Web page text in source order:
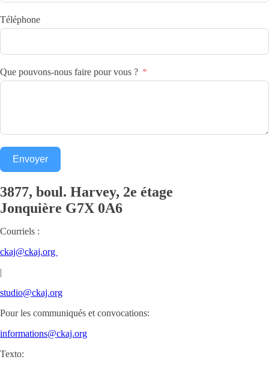
Téléphone
Que pouvons-nous faire pour vous ?
Envoyer
3877, boul. Harvey, 2e étage
Jonquière G7X 0A6
Courriels :
ckaj@ckaj.org
|
studio@ckaj.org
Pour les communiqués et convocations:
informations@ckaj.org
Texto: